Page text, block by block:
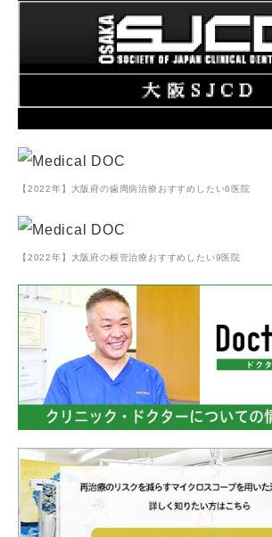
【2022年】大阪府の歯周病治療おすすめしたい6医院
【2022年】大阪府の根管治療おすすめしたい9医院